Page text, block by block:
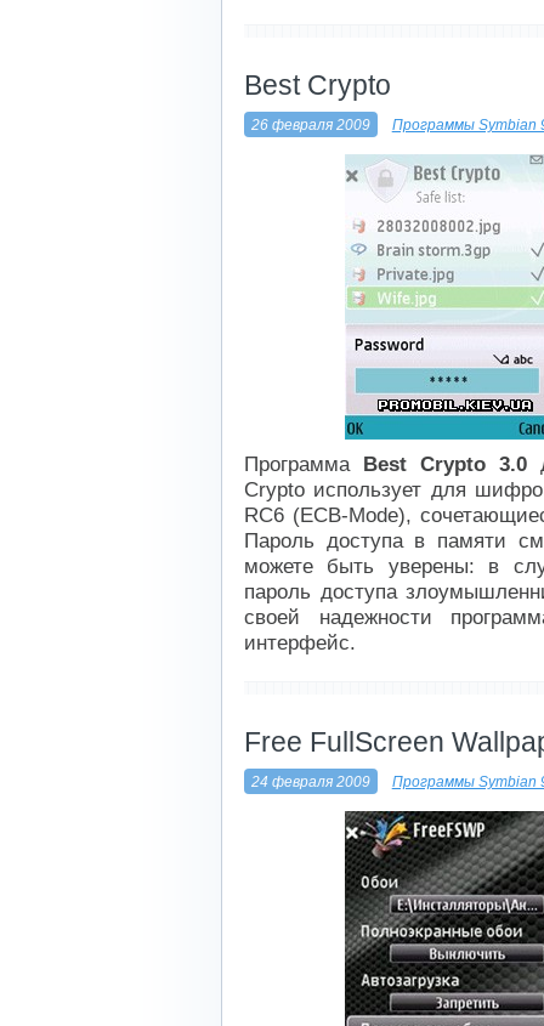
Best Crypto
26 февраля 2009 Программы Symbian
Программа Best Crypto 3.0
Crypto использует для
RC6 (ECB-Mode),
Пароль доступа в памяти
можете быть уверены: в
пароль доступа
своей надежности
интерфейс.
Free FullScreen
24 февраля 2009 Программы Symbian